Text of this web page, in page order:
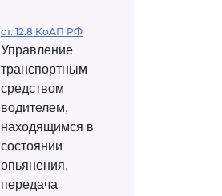
ст. 12.8 КоАП РФ
Управление
транспортным
средством
водителем,
находящимся в
состоянии
опьянения,
передача